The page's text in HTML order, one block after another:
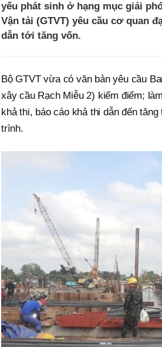
yếu phát sinh ở hạng mục giải
Vận tải (GTVT) yêu cầu cơ quan
dẫn tới tăng vốn.
Bộ GTVT vừa có văn bản yêu cầu
xây cầu Rạch Miễu 2) kiểm điểm;
khả thi, báo cáo khả thi dẫn đến
trình.